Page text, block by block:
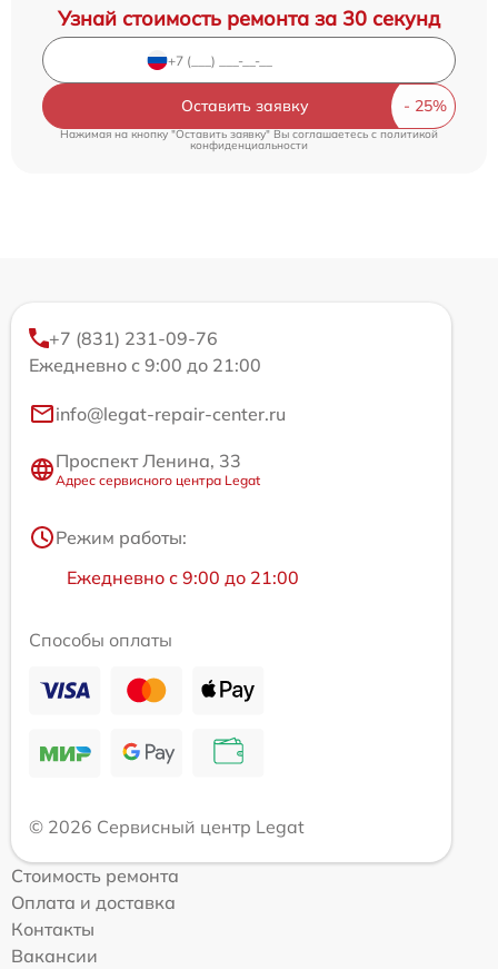
Узнай стоимость ремонта за 30 секунд
Оставить заявку
Нажимая на кнопку "Оставить заявку" Вы соглашаетесь c политикой
конфиденциальности
+7 (831) 231-09-76
Ежедневно с 9:00 до 21:00
info@legat-repair-center.ru
Проспект Ленина, 33
Адрес сервисного центра Legat
Режим работы:
Ежедневно с 9:00 до 21:00
Способы оплаты
© 2026 Сервисный центр Legat
Стоимость ремонта
Оплата и доставка
Контакты
Вакансии